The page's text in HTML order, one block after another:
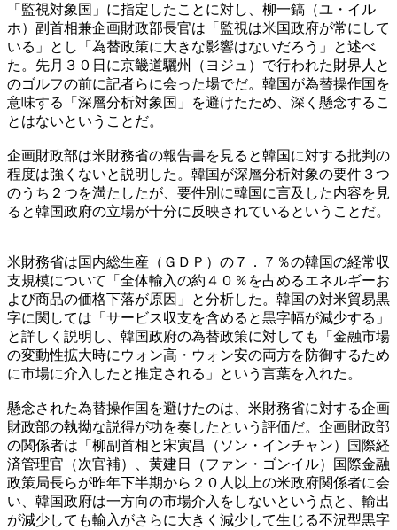
「監視対象国」に指定したことに対し、柳一鎬（ユ・イル
ホ）副首相兼企画財政部長官は「監視は米国政府が常にして
いる」とし「為替政策に大きな影響はないだろう」と述べ
た。先月３０日に京畿道驪州（ヨジュ）で行われた財界人と
のゴルフの前に記者らに会った場でだ。韓国が為替操作国を
意味する「深層分析対象国」を避けたため、深く懸念するこ
とはないということだ。
企画財政部は米財務省の報告書を見ると韓国に対する批判の
程度は強くないと説明した。韓国が深層分析対象の要件３つ
のうち２つを満たしたが、要件別に韓国に言及した内容を見
ると韓国政府の立場が十分に反映されているということだ。
米財務省は国内総生産（ＧＤＰ）の７．７％の韓国の経常収
支規模について「全体輸入の約４０％を占めるエネルギーお
よび商品の価格下落が原因」と分析した。韓国の対米貿易黒
字に関しては「サービス収支を含めると黒字幅が減少する」
と詳しく説明し、韓国政府の為替政策に対しても「金融市場
の変動性拡大時にウォン高・ウォン安の両方を防御するため
に市場に介入したと推定される」という言葉を入れた。
懸念された為替操作国を避けたのは、米財務省に対する企画
財政部の執拗な説得が功を奏したという評価だ。企画財政部
の関係者は「柳副首相と宋寅昌（ソン・インチャン）国際経
済管理官（次官補）、黄建日（ファン・ゴンイル）国際金融
政策局長らが昨年下半期から２０人以上の米政府関係者に会
い、韓国政府は一方向の市場介入をしないという点と、輸出
が減少しても輸入がさらに大きく減少して生じる不況型黒字